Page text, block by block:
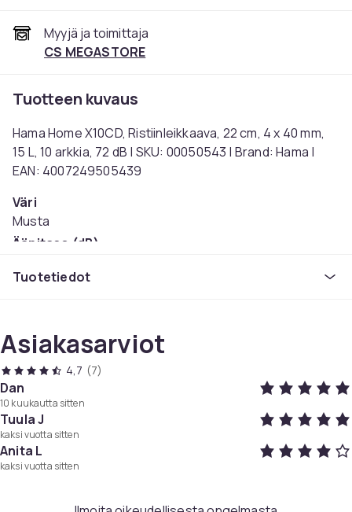
Myyjä ja toimittaja
CS MEGASTORE
Tuotteen kuvaus
Hama Home X10CD, Ristiinleikkaava, 22 cm, 4 x 40 mm,
15 L, 10 arkkia, 72 dB | SKU: 00050543 | Brand: Hama |
EAN: 4007249505439
Väri
Musta
Äänitaso (dB)
Tuotenro
Tuoteturvallisuustiedot
Tuotetiedot
Asiakasarviot
4,7 (7)
Dan
10 kuukautta sitten
Tuula J
kaksi vuotta sitten
Anita L
kaksi vuotta sitten